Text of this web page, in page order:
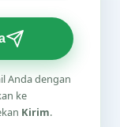
Anda dengan
ke
Kirim.